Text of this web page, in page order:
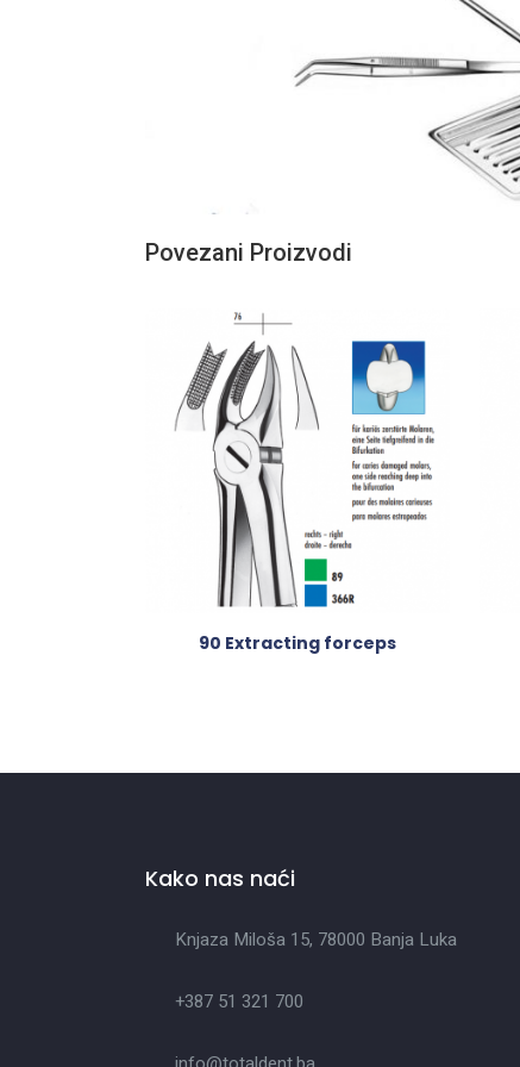
Povezani Proizvodi
90 Extracting forceps
Kako nas naći
Knjaza Miloša 15, 78000 Banja Luka
+387 51 321 700